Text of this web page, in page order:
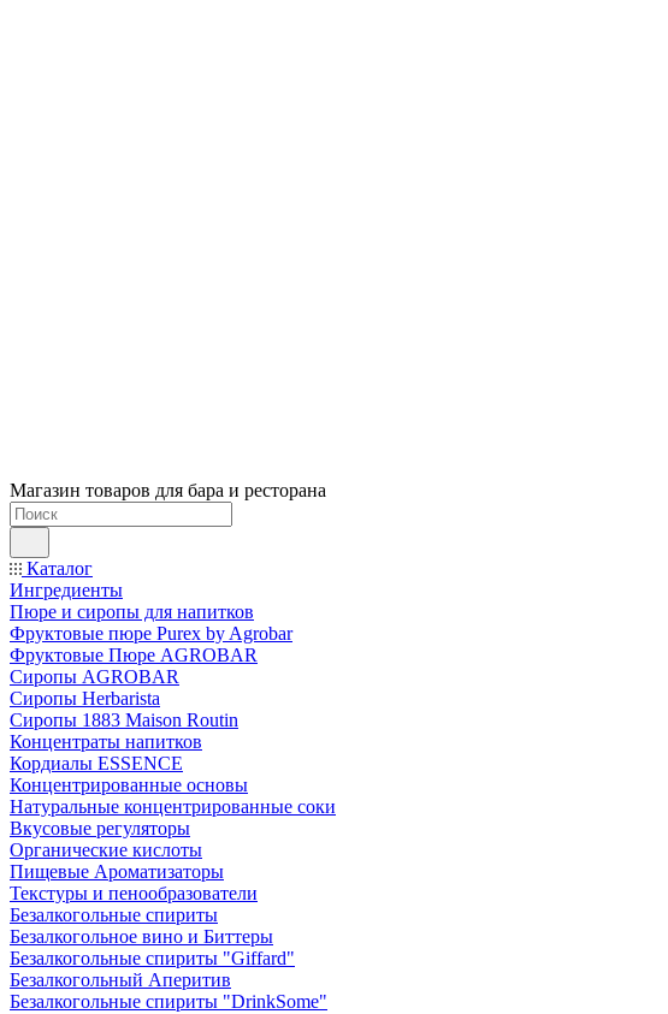
Магазин товаров для бара и ресторана
Каталог
Ингредиенты
Пюре и сиропы для напитков
Фруктовые пюре Purex by Agrobar
Фруктовые Пюре AGROBAR
Сиропы AGROBAR
Сиропы Herbarista
Сиропы 1883 Maison Routin
Концентраты напитков
Кордиалы ESSENCE
Концентрированные основы
Натуральные концентрированные соки
Вкусовые регуляторы
Органические кислоты
Пищевые Ароматизаторы
Текстуры и пенообразователи
Безалкогольные спириты
Безалкогольное вино и Биттеры
Безалкогольные спириты "Giffard"
Безалкогольный Аперитив
Безалкогольные спириты "DrinkSome"